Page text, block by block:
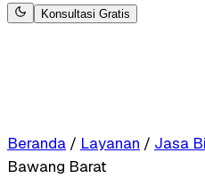
Konsultasi Gratis
Beranda / Layanan / Jasa
Bawang Barat